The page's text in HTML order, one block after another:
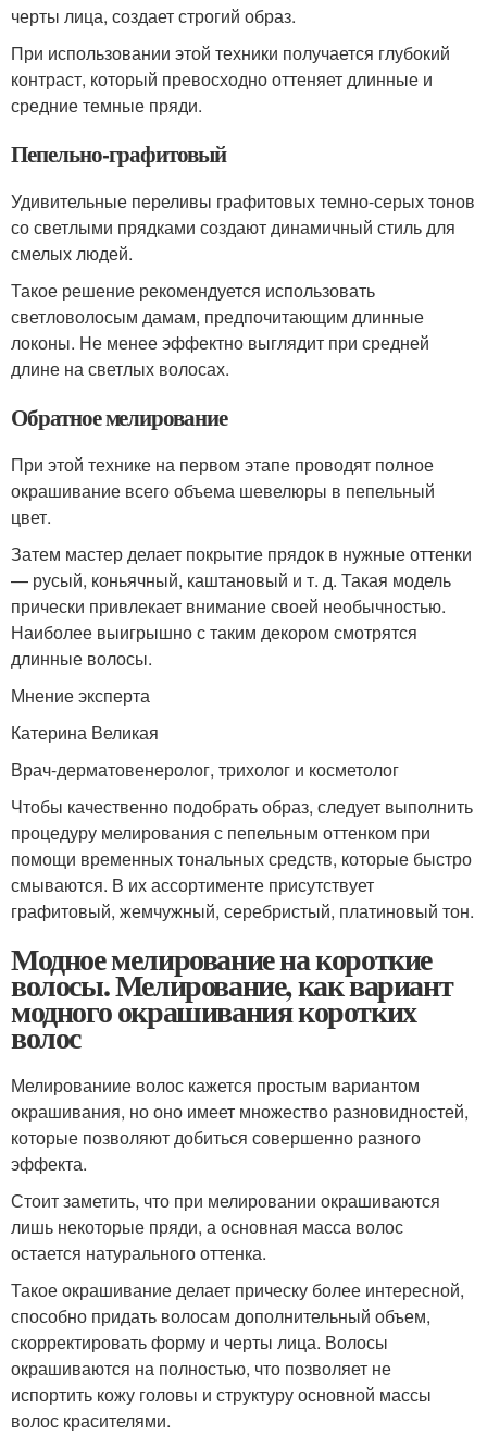
черты лица, создает строгий образ.
При использовании этой техники получается глубокий
контраст, который превосходно оттеняет длинные и
средние темные пряди.
Пепельно-графитовый
Удивительные переливы графитовых темно-серых тонов
со светлыми прядками создают динамичный стиль для
смелых людей.
Такое решение рекомендуется использовать
светловолосым дамам, предпочитающим длинные
локоны. Не менее эффектно выглядит при средней
длине на светлых волосах.
Обратное мелирование
При этой технике на первом этапе проводят полное
окрашивание всего объема шевелюры в пепельный
цвет.
Затем мастер делает покрытие прядок в нужные оттенки
— русый, коньячный, каштановый и т. д. Такая модель
прически привлекает внимание своей необычностью.
Наиболее выигрышно с таким декором смотрятся
длинные волосы.
Мнение эксперта
Катерина Великая
Врач-дерматовенеролог, трихолог и косметолог
Чтобы качественно подобрать образ, следует выполнить
процедуру мелирования с пепельным оттенком при
помощи временных тональных средств, которые быстро
смываются. В их ассортименте присутствует
графитовый, жемчужный, серебристый, платиновый тон.
Модное мелирование на короткие
волосы. Мелирование, как вариант
модного окрашивания коротких
волос
Мелированиие волос кажется простым вариантом
окрашивания, но оно имеет множество разновидностей,
которые позволяют добиться совершенно разного
эффекта.
Стоит заметить, что при мелировании окрашиваются
лишь некоторые пряди, а основная масса волос
остается натурального оттенка.
Такое окрашивание делает прическу более интересной,
способно придать волосам дополнительный объем,
скорректировать форму и черты лица. Волосы
окрашиваются на полностью, что позволяет не
испортить кожу головы и структуру основной массы
волос красителями.